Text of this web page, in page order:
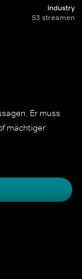
Industry
S3 streamen
Er muss
mächtiger